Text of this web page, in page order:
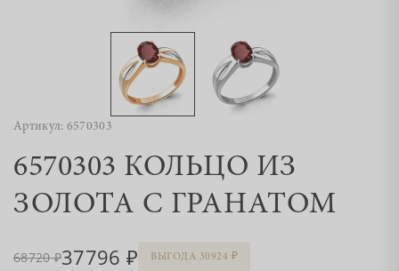
Артикул: 6570303
6570303 КОЛЬЦО ИЗ
ЗОЛОТА С ГРАНАТОМ
68720 37796 ВЫГОДА 30924